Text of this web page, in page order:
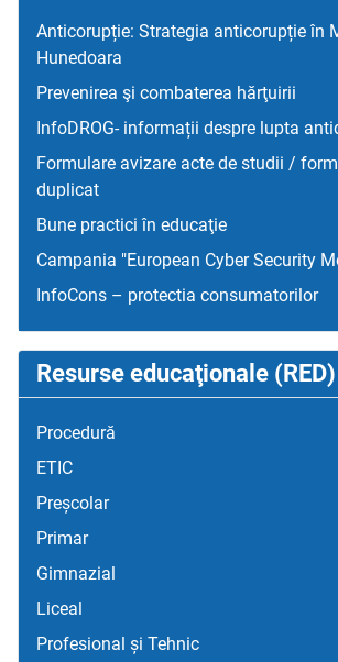
Anticorupție: Strategia anticorupție în
Hunedoara
Prevenirea şi combaterea hărţuirii
InfoDROG- informații despre lupta
Formulare avizare acte de studii /
duplicat
Bune practici în educaţie
Campania "European Cyber Security
InfoCons – protectia consumatorilor
Resurse educaţionale (RED)
Procedură
ETIC
Preșcolar
Primar
Gimnazial
Liceal
Profesional și Tehnic